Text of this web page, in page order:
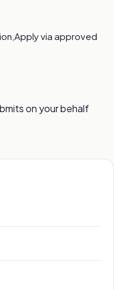
via approved
on your behalf